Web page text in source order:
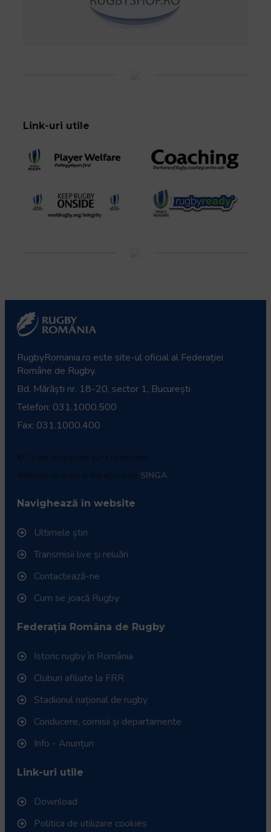
Link-uri utile
RugbyRomania.ro este site-ul oficial al Federației
Române de Rugby.
Bd. Mărăști nr. 18-20, sector 1, București
Telefon: 031.1000.500
Fax: 031.1000.400
© Toate drepturile sunt rezervate.
Website realizat și întreținut de SINGA
Navighează în website
Ultimele știri
Transmisii live și reluări
Contactează-ne
Cum se joacă Rugby
Federația Româna de Rugby
Istoric rugby în România
Cluburi afiliate la FRR
Stadionul național de rugby
Conducere, comisii și departamente
Info - Anunțuri
Link-uri utile
Download
Politica de utilizare cookies